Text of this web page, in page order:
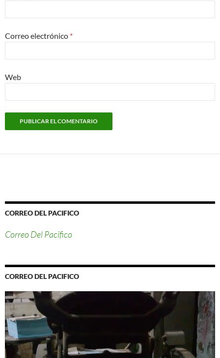
Correo electrónico *
Web
CORREO DEL PACIFICO
Correo Del Pacifico
CORREO DEL PACIFICO